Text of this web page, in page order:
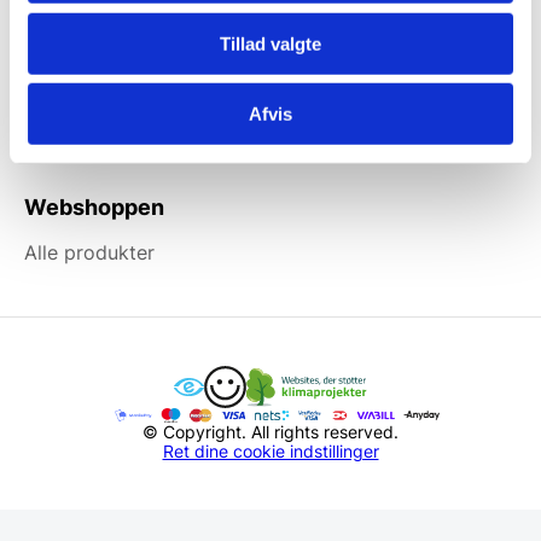
Tillad valgte
Afvis
Forside
Webshoppen
Alle produkter
© Copyright. All rights reserved.
Ret dine cookie indstillinger